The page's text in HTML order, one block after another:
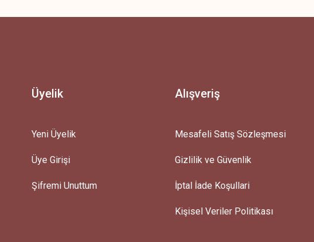
Üyelik
Yeni Üyelik
Üye Girişi
Şifremi Unuttum
Alışveriş
Mesafeli Satış Sözleşmesi
Gizlilik ve Güvenlik
İptal İade Koşullari
Kişisel Veriler Politikası